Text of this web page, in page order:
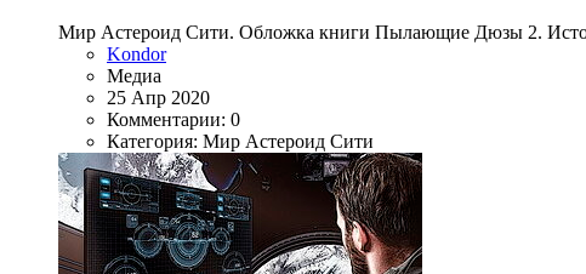
Мир Астероид Сити. Обложка книги Пылающие Дюзы 2.
Kondor
Медиа
25 Апр 2020
Комментарии: 0
Категория: Мир Астероид Сити